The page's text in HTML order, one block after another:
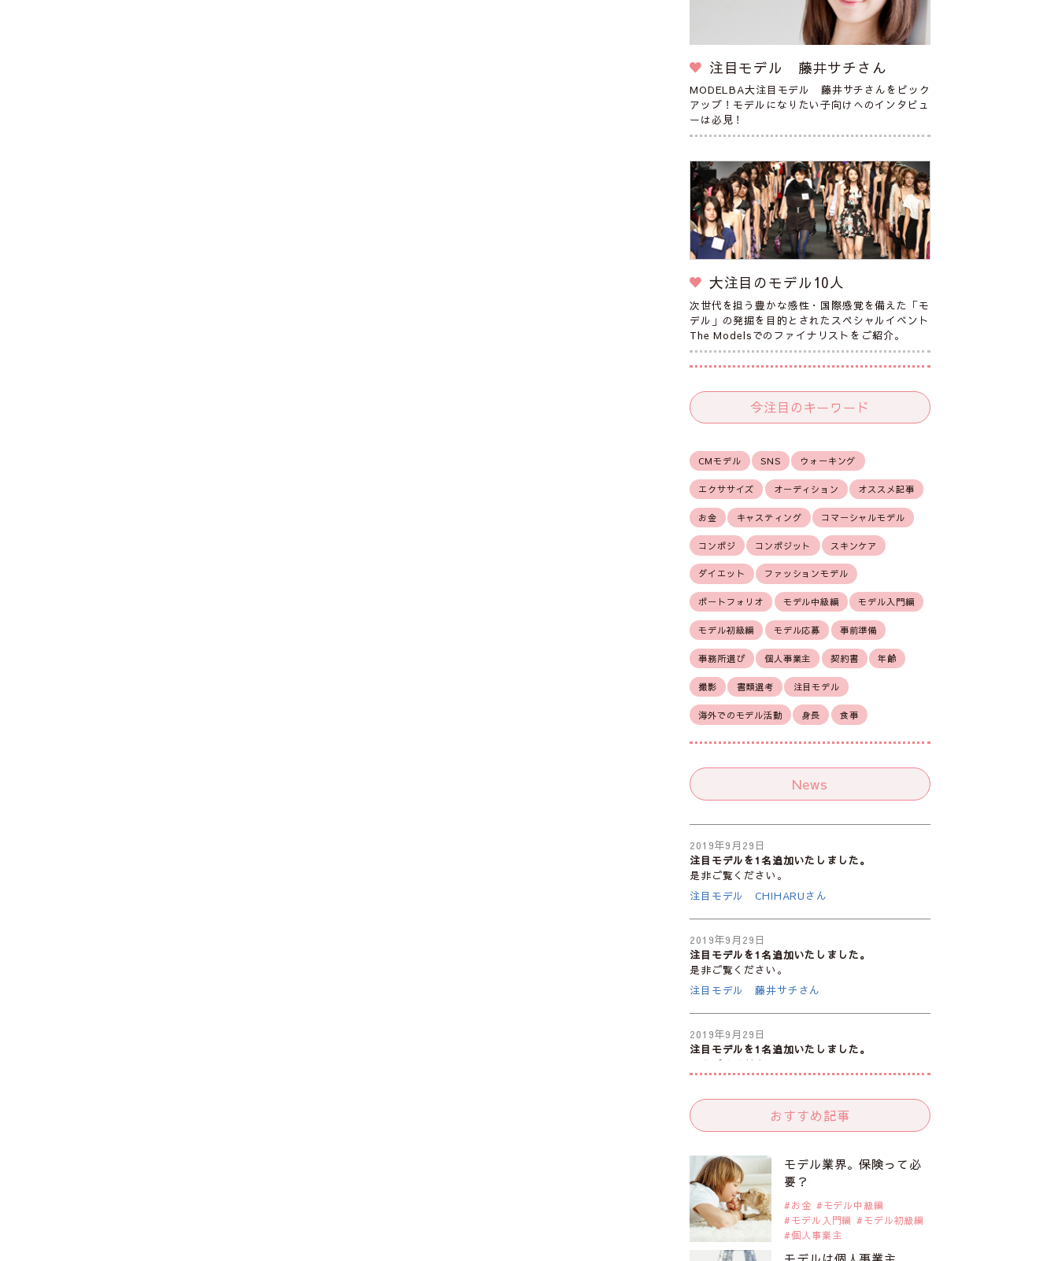
注目モデル 藤井サチさん
MODELBA大注目モデル 藤井サチさんをピック
アップ！モデルになりたい子向けへのインタビュ
ーは必見！
大注目のモデル10人
次世代を担う豊かな感性・国際感覚を備えた「モ
デル」の発掘を目的とされたスペシャルイベント
The Modelsでのファイナリストをご紹介。
今注目のキーワード
CMモデル SNS ウォーキング
エクササイズ オーディション オススメ記事
お金 キャスティング コマーシャルモデル
コンポジ コンポジット スキンケア
ダイエット ファッションモデル
ポートフォリオ モデル中級編 モデル入門編
モデル初級編 モデル応募 事前準備
事務所選び 個人事業主 契約書 年齢
撮影 書類選考 注目モデル
海外でのモデル活動 身長 食事
News
2019年9月29日
注目モデルを1名追加いたしました。
是非ご覧ください。
注目モデル CHIHARUさん
2019年9月29日
注目モデルを1名追加いたしました。
是非ご覧ください。
注目モデル 藤井サチさん
2019年9月29日
注目モデルを1名追加いたしました。
是非ご覧ください。
2019年9月29日
是非ご覧ください。
注目のアジア系モデル
2019年9月29日
注目モデルを1名追加いたしました。
是非ご覧ください。
おすすめ記事
モデル業界。保険って必
要？
お金
モデル中級編
モデル入門編
モデル初級編
個人事業主